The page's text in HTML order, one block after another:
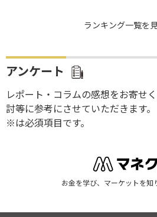
ランキング一覧を
アンケート
レポート・コラムの感想をお寄せ
討等に参考にさせていただきます。
※は必須項目です。
お金を学び、マーケットを知